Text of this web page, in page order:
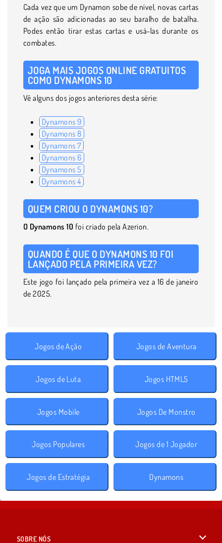
Cada vez que um Dynamon sobe de nível, novas cartas
de ação são adicionadas ao seu baralho de batalha.
Podes então tirar estas cartas e usá-las durante os
combates.
JOGA MAIS JOGOS ONLINE GRATUITOS
COMO DYNAMONS 10
Vê alguns dos jogos anteriores desta série:
Dynamons 9
Dynamons 8
Dynamons 7
Dynamons 6
Dynamons 5
Dynamons 4
QUEM CRIOU O DYNAMONS 10?
O Dynamons 10 foi criado pela Azerion.
QUANDO É QUE O DYNAMONS 10 FOI
LANÇADO PELA PRIMEIRA VEZ?
Este jogo foi lançado pela primeira vez a 16 de janeiro
de 2025.
Jogos de Ação Jogos de Aventura
Jogos de Luta Jogos HTML5
Jogos Mobile Jogos De Monstro
Jogos Populares Jogos de 1 Jogador
Jogos de Estratégia Dynamons
SOBRE NÓS